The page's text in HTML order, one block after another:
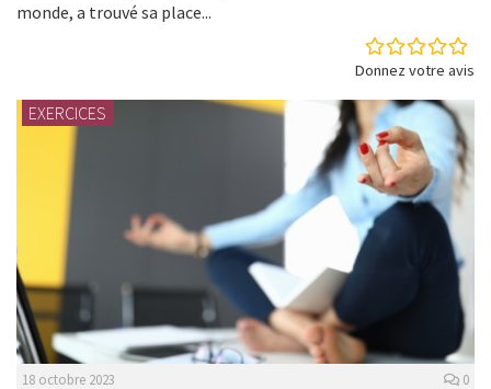
monde, a trouvé sa place...
Donnez votre avis
EXERCICES
18 octobre 2023 0